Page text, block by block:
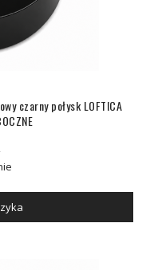
czarny połysk LOFTICA